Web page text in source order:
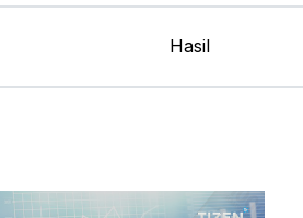
Hasil